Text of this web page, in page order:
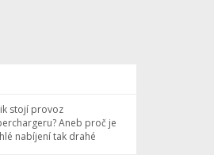
stojí provoz
Aneb proč je
nabíjení tak drahé